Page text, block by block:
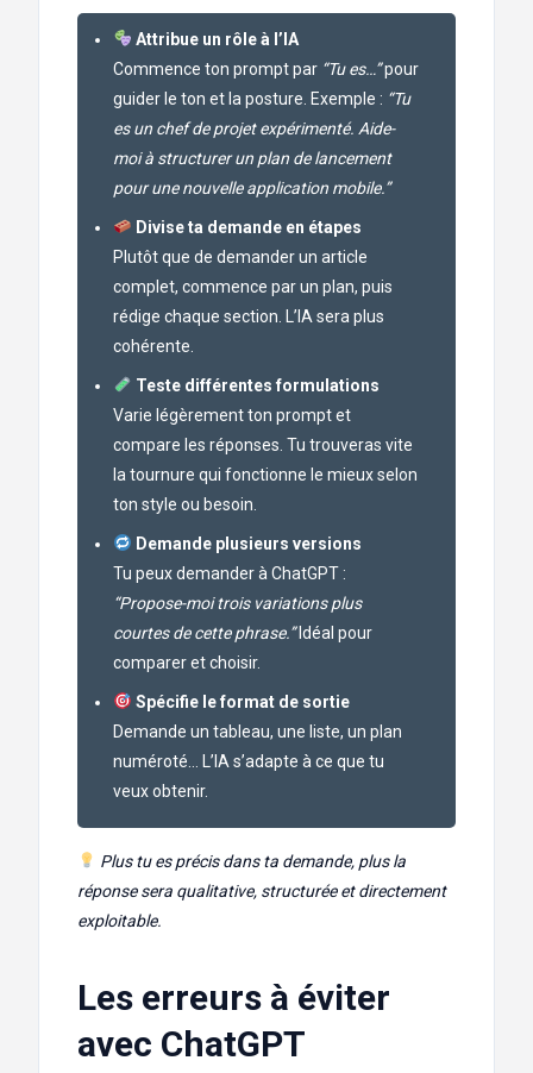
Attribue un rôle à l’IA
Commence ton prompt par “Tu es…”pour
guider le ton et la posture. Exemple : “Tu
es un chef de projet expérimenté. Aide-
moi à structurer un plan de lancement
pour une nouvelle application mobile.”
Divise ta demande en étapes
Plutôt que de demander un article
complet, commence par un plan, puis
rédige chaque section. L’IA sera plus
cohérente.
Teste différentes formulations
Varie légèrement ton prompt et
compare les réponses. Tu trouveras vite
la tournure qui fonctionne le mieux selon
ton style ou besoin.
Demande plusieurs versions
Tu peux demander à ChatGPT :
“Propose-moi trois variations plus
courtes de cette phrase.”Idéal pour
comparer et choisir.
Spécifie le format de sortie
Demande un tableau, une liste, un plan
numéroté… L’IA s’adapte à ce que tu
veux obtenir.
Plus tu es précis dans ta demande, plus la
réponse sera qualitative, structurée et directement
exploitable.
Les erreurs à éviter
avec ChatGPT